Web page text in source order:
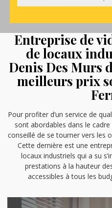
Entreprise de
de locaux
Denis Des Murs
meilleurs prix
Pour profiter d’un service de
sont abordables dans le cadre
conseillé de se tourner vers les
Cette dernière est une
locaux industriels qui a su
prestations à la hauteur
accessibles à tous les